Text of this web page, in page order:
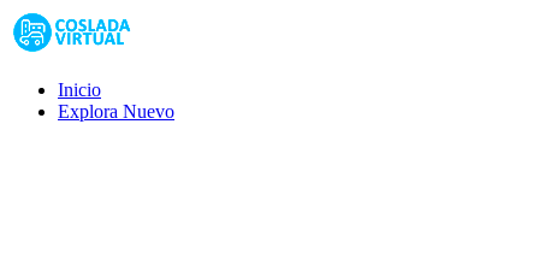
Inicio
Explora Nuevo